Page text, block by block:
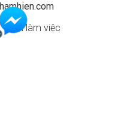
Lịch làm việc